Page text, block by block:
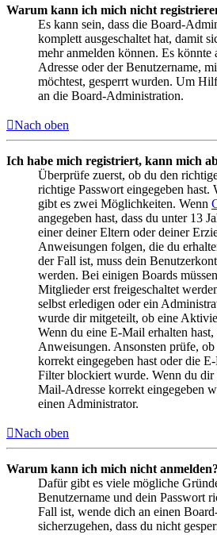
Warum kann ich mich nicht
Es kann sein, dass die Board-
komplett ausgeschaltet hat, damit
mehr anmelden können. Es könnte
Adresse oder der Benutzername,
möchtest, gesperrt wurden. Um
an die Board-Administration.
Nach oben
Ich habe mich registriert, kann mich
Überprüfe zuerst, ob du den
richtige Passwort eingegeben hast.
gibt es zwei Möglichkeiten. Wenn
angegeben hast, dass du unter 13
einer deiner Eltern oder deiner
Anweisungen folgen, die du
der Fall ist, muss dein
werden. Bei einigen Boards
Mitglieder erst freigeschaltet
selbst erledigen oder ein
wurde dir mitgeteilt, ob eine
Wenn du eine E-Mail erhalten
Anweisungen. Ansonsten prüfe,
korrekt eingegeben hast oder die
Filter blockiert wurde. Wenn du dir
Mail-Adresse korrekt eingegeben
einen Administrator.
Nach oben
Warum kann ich mich nicht anmelden?
Dafür gibt es viele mögliche
Benutzername und dein Passwort
Fall ist, wende dich an einen
sicherzugehen, dass du nicht